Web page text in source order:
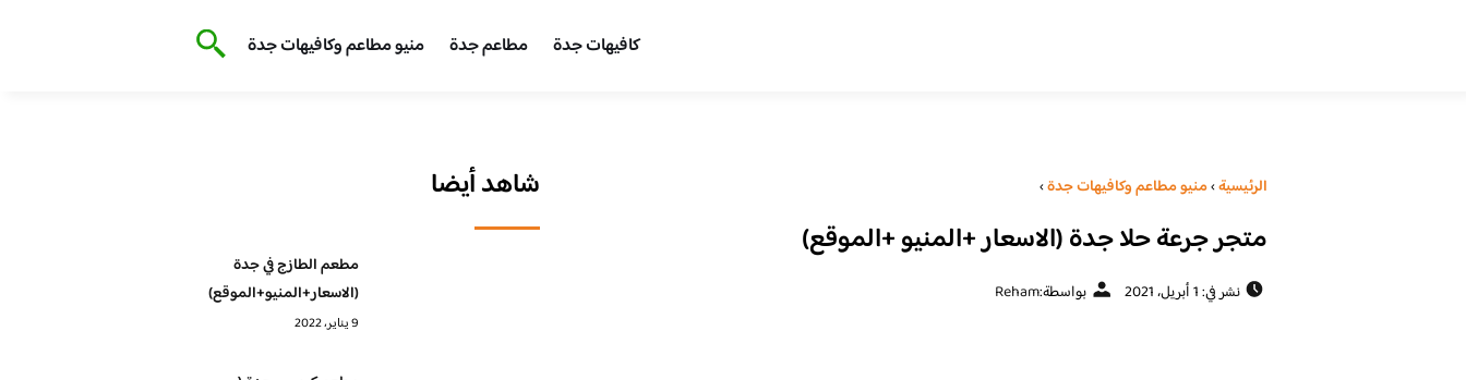
كافيهات جدة مطاعم جدة منيو مطاعم وكافيهات جدة
الرئيسية›منيو مطاعم وكافيهات جدة›
متجر جرعة حلا جدة (الاسعار +المنيو +الموقع)
نشر في: 1 أبريل، 2021 بواسطة:Reham
شاهد أيضا
مطعم الطازج في جدة
(الاسعار+المنيو+الموقع)
9 يناير، 2022